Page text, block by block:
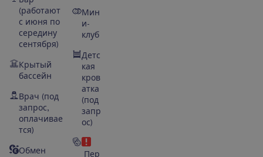
(работают
с июня по
середину
сентября)
Крытый
бассейн
Врач (под
запрос,
оплачивае
тся)
Обмен
Мин
и-
клуб
Детс
кая
кров
атка
(под
запр
ос)
Пер